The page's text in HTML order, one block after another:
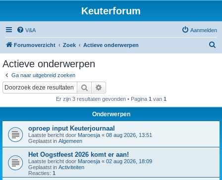
Keuterforum
V&A Aanmelden
Forumoverzicht Zoek Actieve onderwerpen
Actieve onderwerpen
Ga naar uitgebreid zoeken
Zoek
Er zijn 3 resultaten gevonden • Pagina 1 van 1
Onderwerpen
oproep input Keuterjournaal
Laatste bericht door Maroesja « 08 aug 2026, 13:51
Geplaatst in Algemeen
Het Oogstfeest 2026 komt er aan!
Laatste bericht door Maroesja « 02 aug 2026, 18:09
Geplaatst in Activiteiten
Reacties: 1